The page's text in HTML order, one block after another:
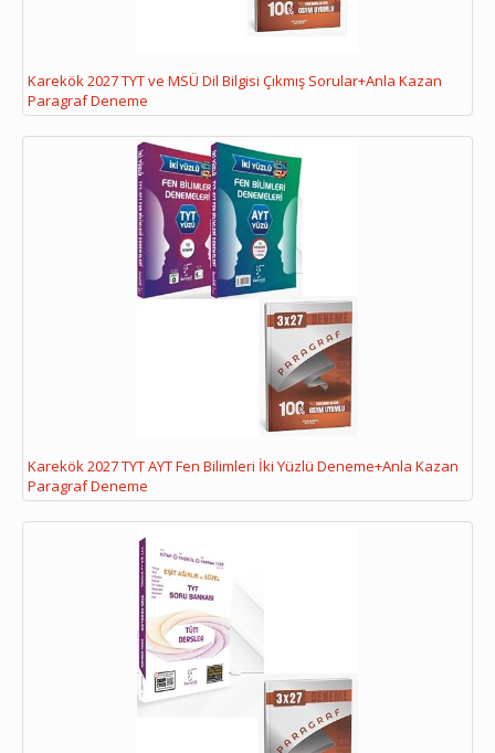
Karekök 2027 TYT ve MSÜ Dil Bilgisi Çıkmış Sorular+Anla Kazan
Paragraf Deneme
Karekök 2027 TYT AYT Fen Bilimleri İki Yüzlü Deneme+Anla Kazan
Paragraf Deneme